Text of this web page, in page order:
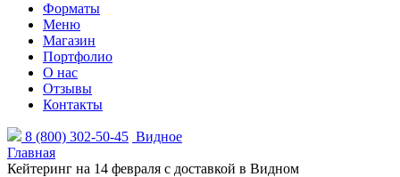
Форматы
Меню
Магазин
Портфолио
О нас
Отзывы
Контакты
8 (800) 302-50-45 Видное
Главная
Кейтеринг на 14 февраля с доставкой в Видном